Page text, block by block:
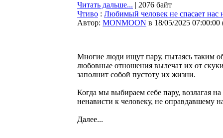
Читать дальше... | 2076 байт
Чтиво : Любимый человек не спасает нас
Автор: MONMOON в 18/05/2025 07:00:00
Многие люди ищут пару, пытаясь таким
любовные отношения вылечат их от
заполнит собой пустоту их жизни.
Когда мы выбираем себе пару, возлагая
ненависти к человеку, не оправдавшему
Далее...